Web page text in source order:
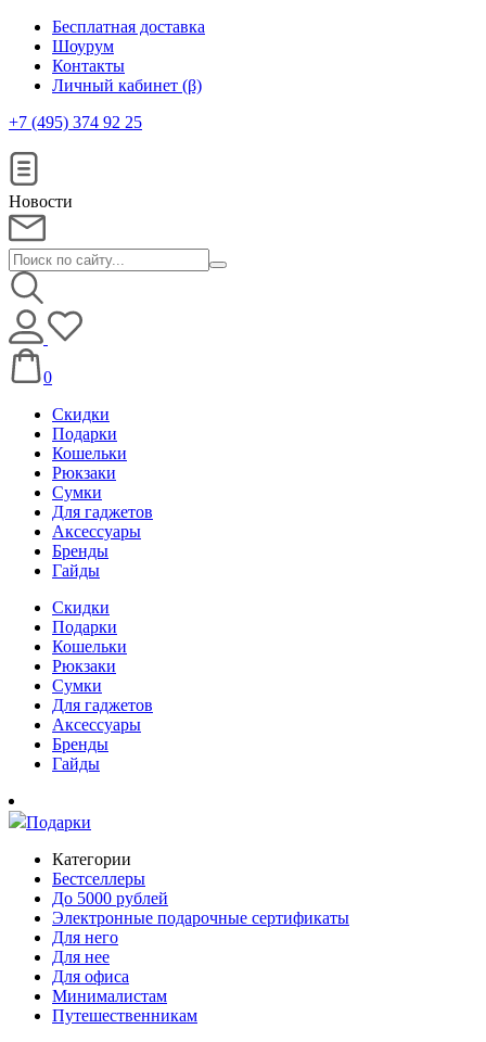
Бесплатная доставка
Шоурум
Контакты
Личный кабинет (β)
+7 (495) 374 92 25
Новости
0
Скидки
Подарки
Кошельки
Рюкзаки
Сумки
Для гаджетов
Аксессуары
Бренды
Гайды
Скидки
Подарки
Кошельки
Рюкзаки
Сумки
Для гаджетов
Аксессуары
Бренды
Гайды
Подарки
Категории
Бестселлеры
До 5000 рублей
Электронные подарочные сертификаты
Для него
Для нее
Для офиса
Минималистам
Путешественникам